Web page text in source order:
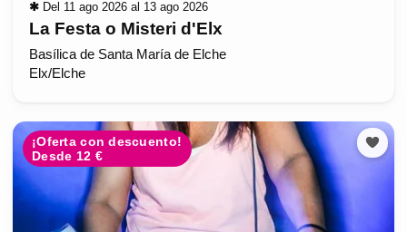
✱ Del 11 ago 2026 al 13 ago 2026
La Festa o Misteri d'Elx
Basílica de Santa María de Elche
Elx/Elche
¡Oferta con descuento!
Desde 12 €